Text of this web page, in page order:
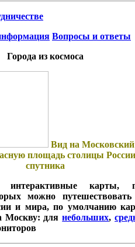
Вопросы и ответы
Города из космоса
Вид на Московский
площадь столицы
спутника
интерактивные карты,
можно
и мира, по умолчанию
Москву: длянебольших,